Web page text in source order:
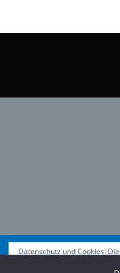
Datenschutz und Cookies: